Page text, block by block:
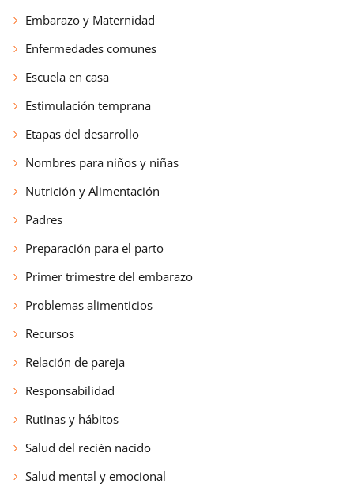
Embarazo y Maternidad
Enfermedades comunes
Escuela en casa
Estimulación temprana
Etapas del desarrollo
Nombres para niños y niñas
Nutrición y Alimentación
Padres
Preparación para el parto
Primer trimestre del embarazo
Problemas alimenticios
Recursos
Relación de pareja
Responsabilidad
Rutinas y hábitos
Salud del recién nacido
Salud mental y emocional